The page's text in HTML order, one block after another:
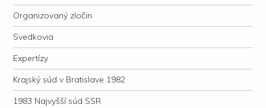
Organizovaný zločin
Svedkovia
Expertízy
Krajský súd v Bratislave 1982
1983 Najvyšší súd SSR